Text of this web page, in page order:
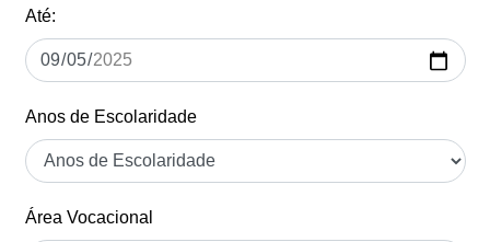
Até:
Anos de Escolaridade
Área Vocacional